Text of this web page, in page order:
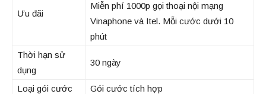
Ưu đãi
Miễn phí 1000p gọi thoại nội mạng
Vinaphone và Itel. Mỗi cước dưới 10
phút
Thời hạn sử
dụng
30 ngày
Loại gói cước
Gói cước tích hợp